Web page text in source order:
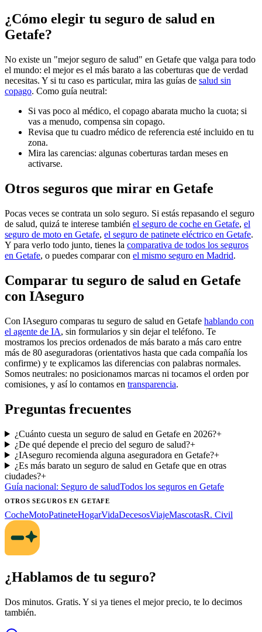
¿Cómo elegir tu seguro de salud en
Getafe?
No existe un "mejor seguro de salud" en Getafe que valga para todo
el mundo: el mejor es el más barato a las coberturas que de verdad
necesitas. Y si tu caso es particular, mira las guías de salud sin
copago. Como guía neutral:
Si vas poco al médico, el copago abarata mucho la cuota; si
vas a menudo, compensa sin copago.
Revisa que tu cuadro médico de referencia esté incluido en tu
zona.
Mira las carencias: algunas coberturas tardan meses en
activarse.
Otros seguros que mirar en Getafe
Pocas veces se contrata un solo seguro. Si estás repasando el seguro
de salud, quizá te interese también el seguro de coche en Getafe, el
seguro de moto en Getafe, el seguro de patinete eléctrico en Getafe.
Y para verlo todo junto, tienes la comparativa de todos los seguros
en Getafe, o puedes comparar con el mismo seguro en Madrid.
Comparar tu seguro de salud en Getafe
con IAseguro
Con IAseguro comparas tu seguro de salud en Getafe hablando con
el agente de IA, sin formularios y sin dejar el teléfono. Te
mostramos los precios ordenados de más barato a más caro entre
más de 80 aseguradoras (orientativos hasta que cada compañía los
confirme) y te explicamos las diferencias con palabras normales.
Somos neutrales: no posicionamos marcas ni tocamos el orden por
comisiones, y así lo contamos en transparencia.
Preguntas frecuentes
¿Cuánto cuesta un seguro de salud en Getafe en 2026?+
¿De qué depende el precio del seguro de salud?+
¿IAseguro recomienda alguna aseguradora en Getafe?+
¿Es más barato un seguro de salud en Getafe que en otras
ciudades?+
Guía nacional: Seguro de saludTodos los seguros en Getafe
OTROS SEGUROSEN GETAFE
CocheMotoPatineteHogarVidaDecesosViajeMascotasR. Civil
¿Hablamos de tu seguro?
Dos minutos. Gratis. Y si ya tienes el mejor precio, te lo decimos
también.